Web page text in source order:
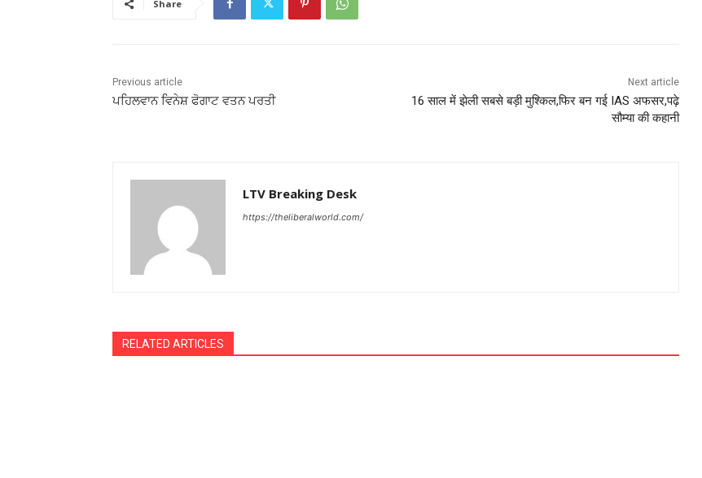
Share
Previous article
ਪਹਿਲਵਾਨ ਵਿਨੇਸ਼ ਫੋਗਾਟ ਵਤਨ ਪਰਤੀ
Next article
16 साल में झेली सबसे बड़ी मुश्किल,फिर बन गई IAS अफसर,पढ़े
सौम्या की कहानी
LTV Breaking Desk
https://theliberalworld.com/
RELATED ARTICLES